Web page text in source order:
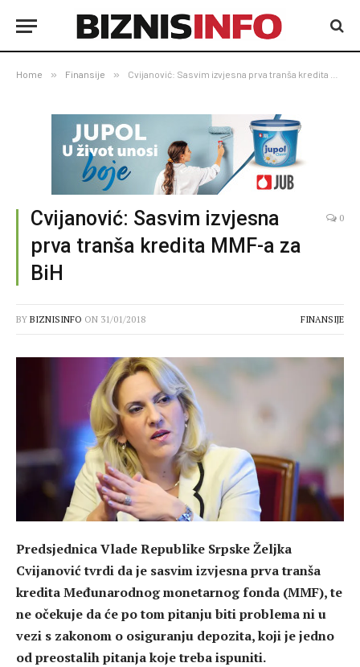
Home » Finansije » Cvijanović: Sasvim izvjesna prva tranša kredita MMF-a za BiH
Cvijanović: Sasvim izvjesna
prva tranša kredita MMF-a za
BiH
0
BY BIZNISINFO ON 31/01/2018 FINANSIJE
Predsjednica Vlade Republike Srpske Željka
Cvijanović tvrdi da je sasvim izvjesna prva tranša
kredita Međunarodnog monetarnog fonda (MMF), te
ne očekuje da će po tom pitanju biti problema ni u
vezi s zakonom o osiguranju depozita, koji je jedno
od preostalih pitanja koje treba ispuniti.